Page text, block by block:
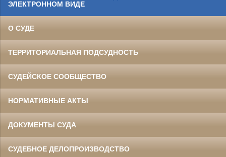
ЭЛЕКТРОННОМ ВИДЕ
О СУДЕ
ТЕРРИТОРИАЛЬНАЯ ПОДСУДНОСТЬ
СУДЕЙСКОЕ СООБЩЕСТВО
НОРМАТИВНЫЕ АКТЫ
ДОКУМЕНТЫ СУДА
СУДЕБНОЕ ДЕЛОПРОИЗВОДСТВО